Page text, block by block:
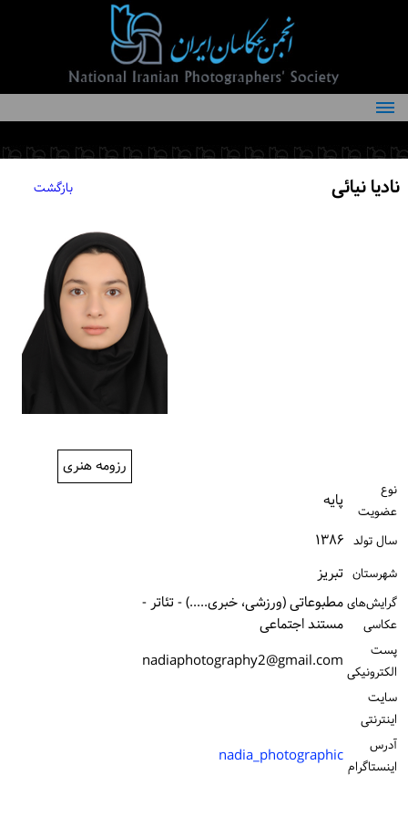
درباره انجمن
کمیته‌های انجمن
نادیا نیائی بازگشت
رزومه هنری
نوع
عضویت
پایه
سال تولد ۱۳۸۶
شهرستان تبریز
گرایش‌های
عکاسی
مطبوعاتی (ورزشی، خبری.....) - تئاتر -
مستند اجتماعی
پست
الكترونیكی nadiaphotography2@gmail.com
سایت
اینترنتی
آدرس
اینستاگرام nadia_photographic